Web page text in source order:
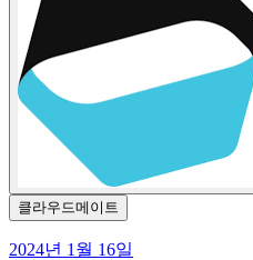
클라우드메이트
2024년 1월 16일